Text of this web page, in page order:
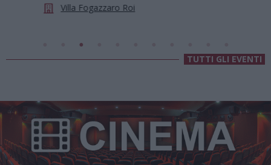
Villa Fogazzaro Roi
TUTTI GLI EVENTI